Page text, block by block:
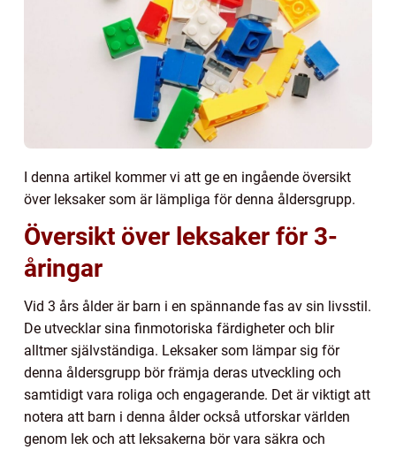
I denna artikel kommer vi att ge en ingående översikt
över leksaker som är lämpliga för denna åldersgrupp.
Översikt över leksaker för 3-
åringar
Vid 3 års ålder är barn i en spännande fas av sin livsstil.
De utvecklar sina finmotoriska färdigheter och blir
alltmer självständiga. Leksaker som lämpar sig för
denna åldersgrupp bör främja deras utveckling och
samtidigt vara roliga och engagerande. Det är viktigt att
notera att barn i denna ålder också utforskar världen
genom lek och att leksakerna bör vara säkra och